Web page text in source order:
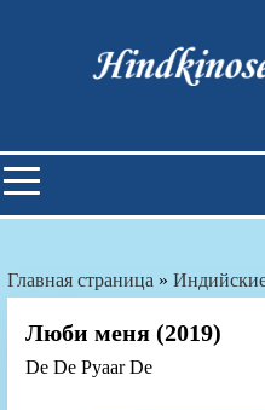
Индийские
Главная страница »
Люби меня (2019)
De De Pyaar De